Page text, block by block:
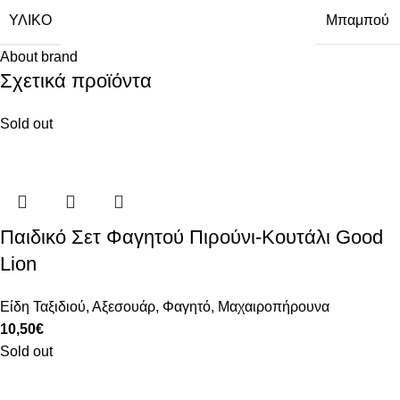
ΥΛΙΚΌ Μπαμπού
About brand
Σχετικά προϊόντα
Sold out
Παιδικό Σετ Φαγητού Πιρούνι-Κουτάλι Good
Lion
Είδη Ταξιδιού, Αξεσουάρ, Φαγητό, Μαχαιροπήρουνα
10,50€
Sold out